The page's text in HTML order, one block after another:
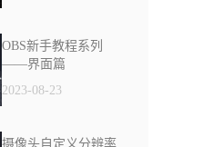
OBS新手教程系列
——界面篇
2023-08-23
摄像头自定义分辨率